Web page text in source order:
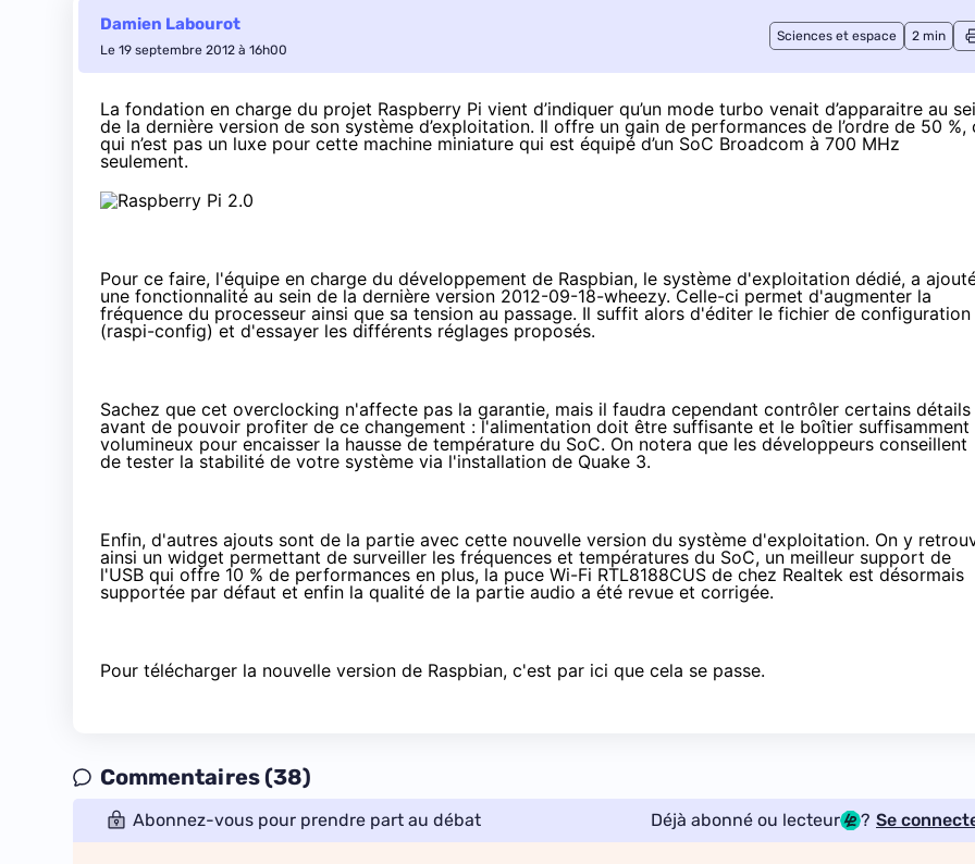
Damien Labourot
Le 19 septembre 2012 à 16h00
Sciences et espace 2 min
La fondation en charge du projet Raspberry Pi vient d’indiquer qu’un mode turbo venait d’apparaitre au
de la dernière version de son système d’exploitation. Il offre un gain de performances de l’ordre de 50 %,
qui n’est pas un luxe pour cette machine miniature qui est équipé d’un SoC Broadcom à 700 MHz
seulement.
Pour ce faire, l'équipe en charge du développement de Raspbian, le système d'exploitation dédié, a
une fonctionnalité au sein de la dernière version 2012-09-18-wheezy. Celle-ci permet d'augmenter la
fréquence du processeur ainsi que sa tension au passage. Il suffit alors d'éditer le fichier de configuration
(raspi-config) et d'essayer les différents réglages proposés.
Sachez que cet overclocking n'affecte pas la garantie, mais il faudra cependant contrôler certains détails
avant de pouvoir profiter de ce changement : l'alimentation doit être suffisante et le boîtier suffisamment
volumineux pour encaisser la hausse de température du SoC. On notera que les développeurs conseillent
de tester la stabilité de votre système via l'installation de Quake 3.
Enfin, d'autres ajouts sont de la partie avec cette nouvelle version du système d'exploitation. On y
ainsi un widget permettant de surveiller les fréquences et températures du SoC, un meilleur support de
l'USB qui offre 10 % de performances en plus, la puce Wi-Fi RTL8188CUS de chez Realtek est désormais
supportée par défaut et enfin la qualité de la partie audio a été revue et corrigée.
Pour télécharger la nouvelle version de Raspbian, c'est par ici que cela se passe.
Commentaires (38)
Abonnez-vous pour prendre part au débat Déjà abonné ou lecteur ? Se